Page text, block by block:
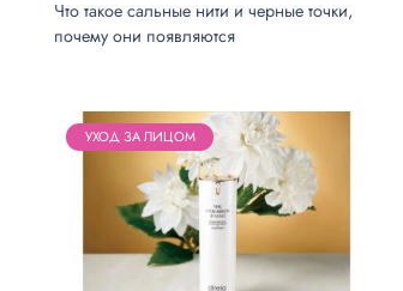
Что такое сальные нити и черные точки,
почему они появляются
УХОД ЗА ЛИЦОМ